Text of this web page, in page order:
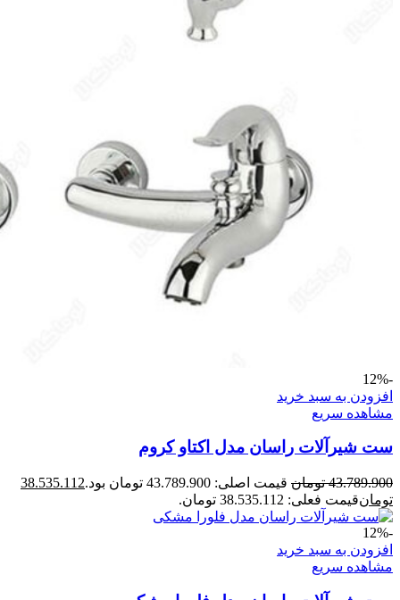
-12%
افزودن به سبد خرید
مشاهده سریع
ست شیرآلات راسان مدل اکتاو کروم
43.789.900 تومان قیمت اصلی: 43.789.900 تومان بود.
38.535.112
تومانقیمت فعلی: 38.535.112 تومان.
-12%
افزودن به سبد خرید
مشاهده سریع